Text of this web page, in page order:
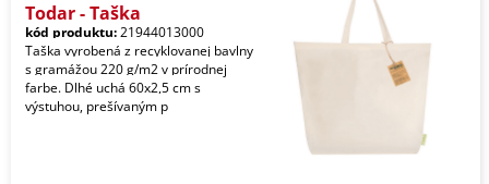
Todar - Taška
kód produktu:21944013000
Taška vyrobená z recyklovanej bavlny
s gramážou 220 g/m2 v prírodnej
farbe. Dlhé uchá 60x2,5 cm s
výstuhou, prešívaným p